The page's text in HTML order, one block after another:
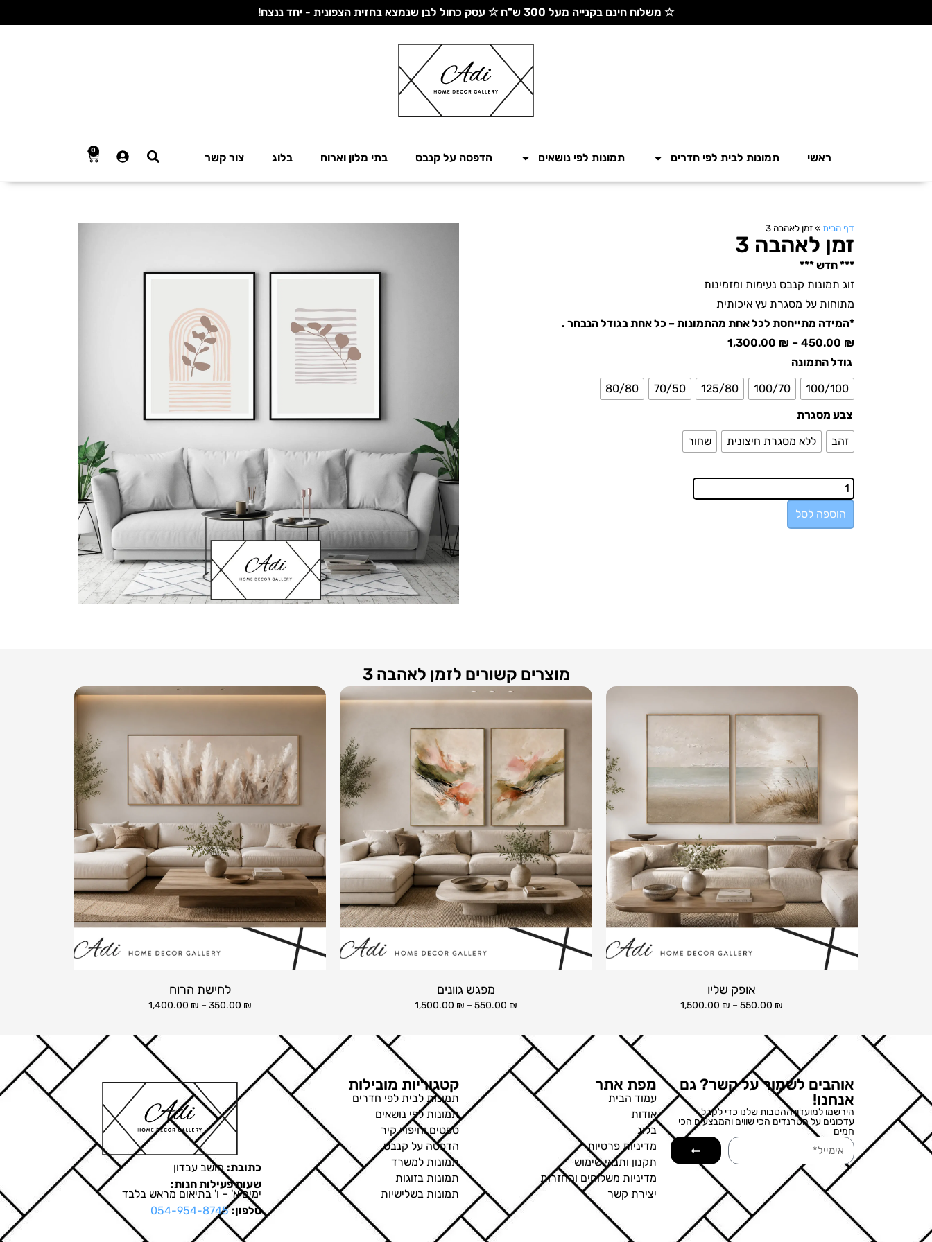
☆ משלוח חינם בקנייה מעל 300 ש"ח ☆ עסק כחול לבן שנמצא בחזית הצפונית - יחד ננצח!
ראשי תמונות לבית לפי חדרים תמונות לפי נושאים הדפסה על קנבס בתי מלון וארוח בלוג צור קשר
0
דף הבית »זמן לאהבה 3
זמן לאהבה 3
*** חדש ***
זוג תמונות קנבס נעימות ומזמינות
מתוחות על מסגרת עץ איכותית
*המידה מתייחסת לכל אחת מהתמונות – כל אחת בגודל הנבחר .
450.00 ₪
–
1,300.00 ₪
גודל התמונה
100/100
100/70
125/80
70/50
80/80
צבע מסגרת
זהב
ללא מסגרת חיצונית שחור
הוספה לסל
מוצרים קשורים לזמן לאהבה 3
אופק שליו
550.00 ₪
–
1,500.00 ₪
מפגש גוונים
550.00 ₪
–
1,500.00 ₪
לחישת הרוח
350.00 ₪
–
1,400.00 ₪
אוהבים לשמור על קשר? גם
אנחנו!
הירשמו למועדון ההטבות שלנו כדי לקבל
עדכונים על הטרנדים הכי שווים והמבצעים הכי
חמים
מפת אתר
עמוד הבית
אודות
בלוג
מדיניות פרטיות
תקנון ותנאי שימוש
מדיניות משלוחים והחזרות
יצירת קשר
קטגוריות מובילות
תמונות לבית לפי חדרים
תמונות לפי נושאים
טפטים וחיפויי קיר
הדפסה על קנבס
תמונות למשרד
תמונות בזוגות
תמונות בשלישיות
כתובת: מושב עבדון
שעות פעילות חנות:
ימים א' – ו' בתיאום מראש בלבד
טלפון: 054-954-8745